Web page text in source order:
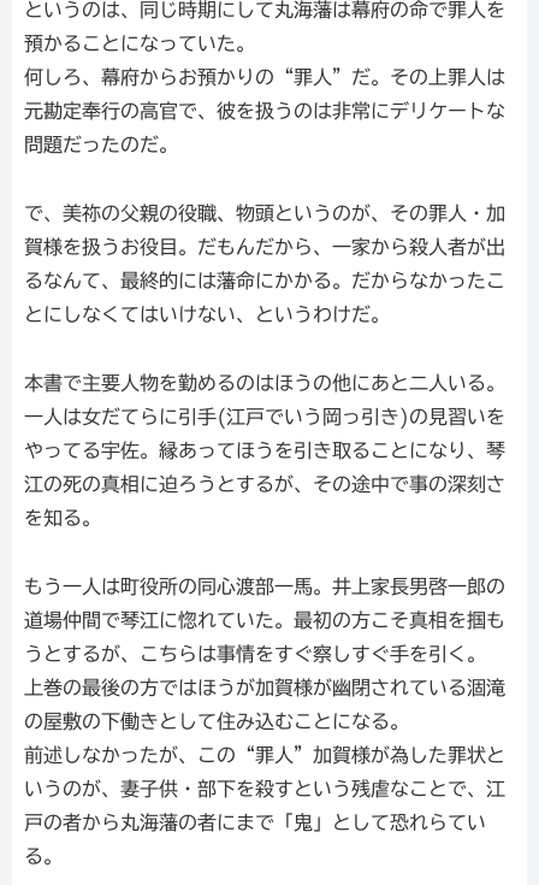
というのは、同じ時期にして丸海藩は幕府の命で罪人を
預かることになっていた。
何しろ、幕府からお預かりの“罪人”だ。その上罪人は
元勘定奉行の高官で、彼を扱うのは非常にデリケートな
問題だったのだ。
で、美祢の父親の役職、物頭というのが、その罪人・加
賀様を扱うお役目。だもんだから、一家から殺人者が出
るなんて、最終的には藩命にかかる。だからなかったこ
とにしなくてはいけない、というわけだ。
本書で主要人物を勤めるのはほうの他にあと二人いる。
一人は女だてらに引手(江戸でいう岡っ引き)の見習いを
やってる宇佐。縁あってほうを引き取ることになり、琴
江の死の真相に迫ろうとするが、その途中で事の深刻さ
を知る。
もう一人は町役所の同心渡部一馬。井上家長男啓一郎の
道場仲間で琴江に惚れていた。最初の方こそ真相を掴も
うとするが、こちらは事情をすぐ察しすぐ手を引く。
上巻の最後の方ではほうが加賀様が幽閉されている涸滝
の屋敷の下働きとして住み込むことになる。
前述しなかったが、この“罪人”加賀様が為した罪状と
いうのが、妻子供・部下を殺すという残虐なことで、江
戸の者から丸海藩の者にまで「鬼」として恐れらてい
る。